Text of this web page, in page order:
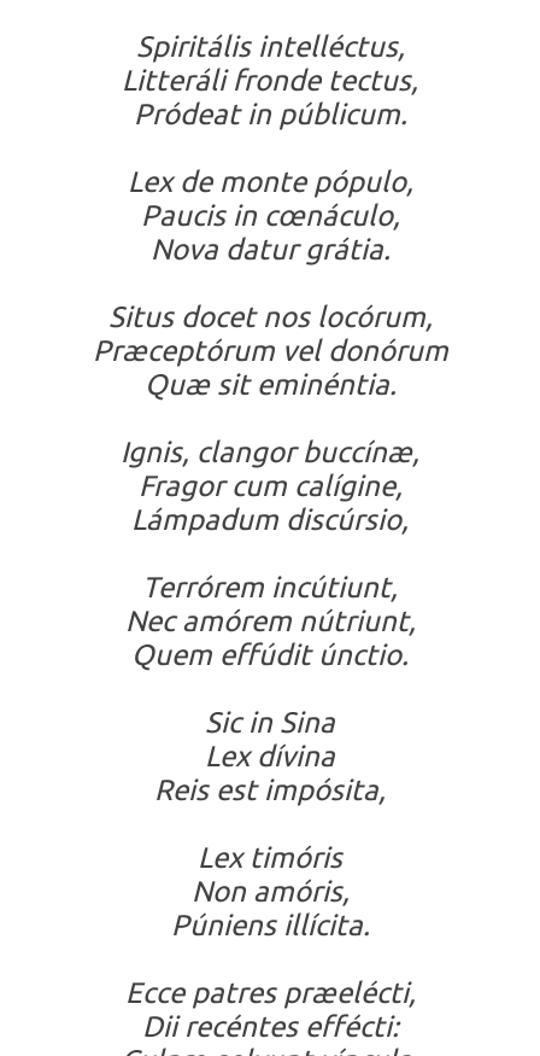
Spiritális intelléctus,
Litteráli fronde tectus,
Pródeat in públicum.
Lex de monte pópulo,
Paucis in cœnáculo,
Nova datur grátia.
Situs docet nos locórum,
Præceptórum vel donórum
Quæ sit eminéntia.
Ignis, clangor buccínæ,
Fragor cum calígine,
Lámpadum discúrsio,
Terrórem incútiunt,
Nec amórem nútriunt,
Quem effúdit únctio.
Sic in Sina
Lex dívina
Reis est impósita,
Lex timóris
Non amóris,
Púniens illícita.
Ecce patres præelécti,
Dii recéntes effécti: